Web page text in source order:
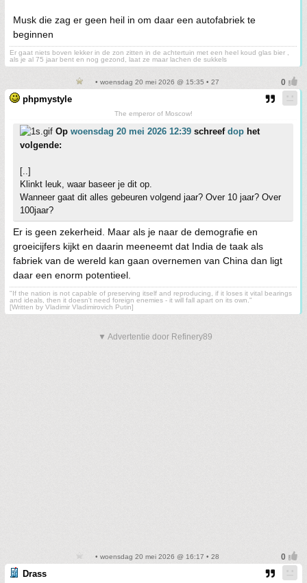
Musk die zag er geen heil in om daar een autofabriek te
beginnen
Er gaat niets boven lekker in de zon zitten in de achtertuin met een heel koud glas bier ,
als je al 75 jaar bent en nog gezond, laat ze maar lachen de sukkels
• woensdag 20 mei 2026 @ 15:35 • 27
phpmystyle
The emperor of Moscow!
Op woensdag 20 mei 2026 12:39 schreef dop het
volgende:
[..]
Klinkt leuk, waar baseer je dit op.
Wanneer gaat dit alles gebeuren volgend jaar? Over 10 jaar? Over
100jaar?
Er is geen zekerheid. Maar als je naar de demografie en
groeicijfers kijkt en daarin meeneemt dat India de taak als
fabriek van de wereld kan gaan overnemen van China dan ligt
daar een enorm potentieel.
"If the nation is not capable of preserving itself and reproducing, if it loses it vital bearings
and ideals, then it doesn't need foreign enemies - it will fall apart on its own."
[Written by Vladimir Vladimirovich Putin]
▼ Advertentie door Refinery89
• woensdag 20 mei 2026 @ 16:17 • 28
Drass